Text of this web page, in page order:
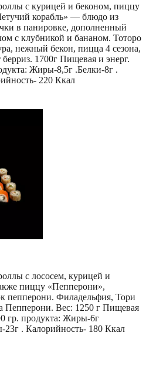
с курицей и беконом, пиццу
корабль» — блюдо из
в панировке, дополненный
с клубникой и бананом. Тоторо
нежный бекон, пицца 4 сезона,
берриз. 1700г Пищевая и энерг.
Жиры-8,5г .Белки-8г .
220 Ккал
с лососем, курицей и
пиццу «Пепперони»,
пепперони. Филадельфия, Тори
Пепперони. Вес: 1250 г Пищевая
гр. продукта: Жиры-6г
23г . Калорийность- 180 Ккал